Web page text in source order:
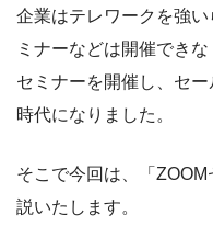
企業はテレワークを強
ミナーなどは開催でき
セミナーを開催し、セ
時代になりました。
そこで今回は、「
説いたします。